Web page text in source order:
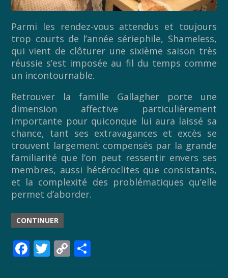
Parmi les rendez-vous attendus et toujours
trop courts de l’année sériephile, Shameless,
qui vient de clôturer une sixième saison très
réussie s’est imposée au fil du temps comme
un incontournable.
Retrouver la famille Gallagher porte une
dimension affective particulièrement
importante pour quiconque lui aura laissé sa
chance, tant ses extravagances et excès se
trouvent largement compensés par la grande
familiarité que l’on peut ressentir envers ses
membres, aussi hétéroclites que consistants,
et la complexité des problématiques qu’elle
permet d’aborder.
CONTINUER
F T C